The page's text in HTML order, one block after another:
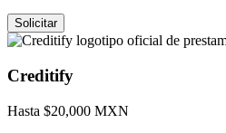
Solicitar
Creditify
Hasta $20,000 MXN